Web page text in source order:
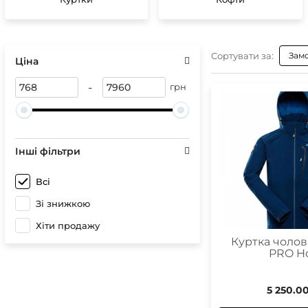
Оптика
Ціна
- грн
Інші фільтри
Всі
Зі знижкою
Хіти продажу
Сортувати за:
Куртка
PRO
5 250.00